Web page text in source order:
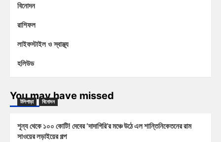
বিনোদন
রাশিফল
লাইফস্টাইল ও স্বাস্থ্য
হলিউড
You may have missed
টলিপাড়া বিনোদন
শূন্য থেকে ১০০ কোটি! দেবের ‘দাদাগিরি’র মঞ্চে উঠে এল শান্তিনিকেতনের রাম
সাওয়ের লড়াইয়ের গল্প